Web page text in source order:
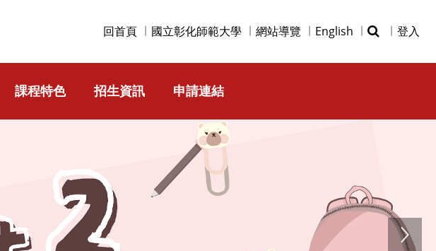
回首頁 國立彰化師範大學 網站導覽 English 登入
課程特色 招生資訊 申請連結
Next